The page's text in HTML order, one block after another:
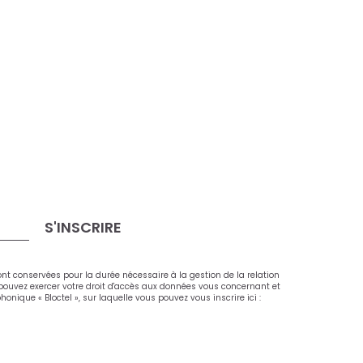
S'INSCRIRE
conservées pour la durée nécessaire à la gestion de la relation
exercer votre droit d'accès aux données vous concernant et
« Bloctel », sur laquelle vous pouvez vous inscrire ici :